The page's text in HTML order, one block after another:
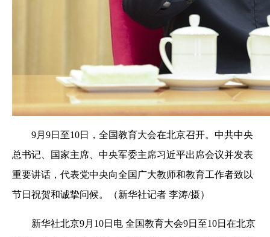
9月9日至10日，全国教育大会在北京召开。中共中央
总书记、国家主席、中央军委主席习近平出席会议并发表
重要讲话，代表党中央向全国广大教师和教育工作者致以
节日祝贺和诚挚问候。（新华社记者 李涛/摄）
新华社北京9月10日电 全国教育大会9日至10日在北京